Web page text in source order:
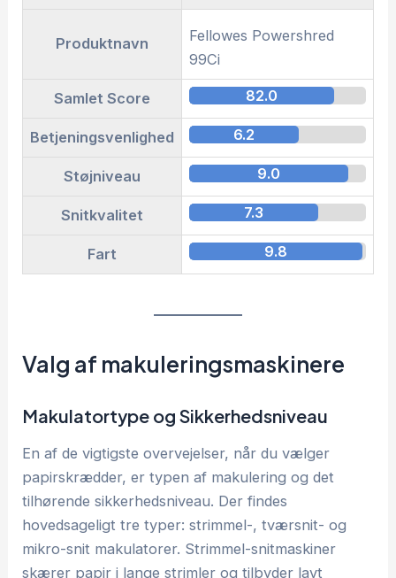
Produktnavn
Fellowes Powershred
99Ci
Samlet Score 82.0
Betjeningsvenlighed 6.2
Støjniveau 9.0
Snitkvalitet 7.3
Fart 9.8
Valg af makuleringsmaskinere
Makulatortype og Sikkerhedsniveau
En af de vigtigste overvejelser, når du vælger
papirskrædder, er typen af makulering og det
tilhørende sikkerhedsniveau. Der findes
hovedsageligt tre typer: strimmel-, tværsnit- og
mikro-snit makulatorer. Strimmel-snitmaskiner
skærer papir i lange strimler og tilbyder lavt